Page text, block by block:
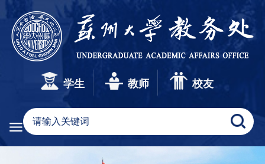
学生 教师 校友